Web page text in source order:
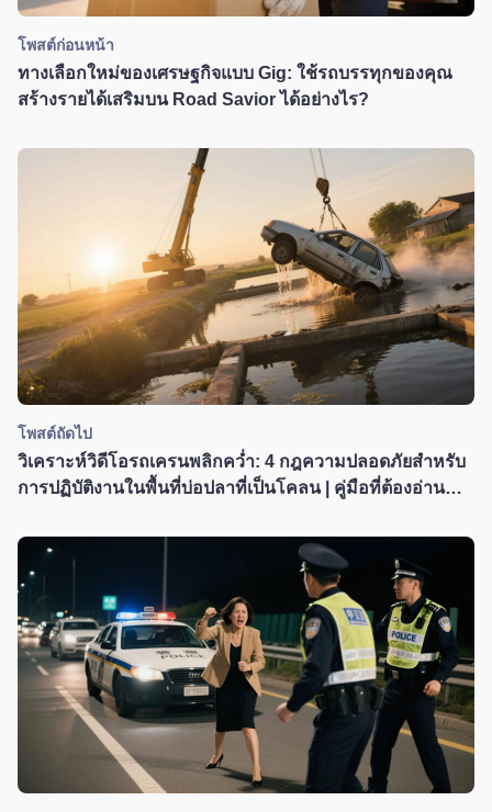
โพสต์ก่อนหน้า
ทางเลือกใหม่ของเศรษฐกิจแบบ Gig: ใช้รถบรรทุกของคุณ
สร้างรายได้เสริมบน Road Savior ได้อย่างไร?
โพสต์ถัดไป
วิเคราะห์วิดีโอรถเครนพลิกคว่ำ: 4 กฎความปลอดภัยสำหรับ
การปฏิบัติงานในพื้นที่บ่อปลาที่เป็นโคลน | คู่มือที่ต้องอ่าน